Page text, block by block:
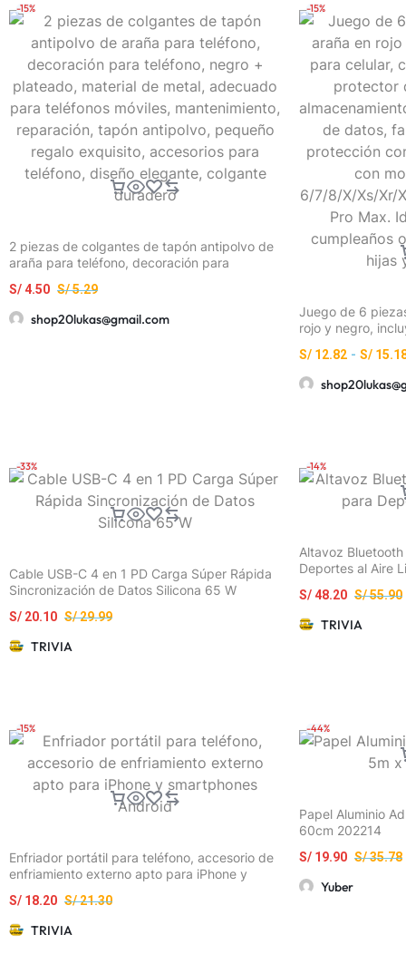
-15%
2 piezas de colgantes de tapón antipolvo de
araña para teléfono, decoración para
adecuado para teléfonos móviles,
mantenimiento, reparación, tapón antipolvo,
pequeño regalo exquisito, accesorios para
S/5.29
S/4.50
shop20lukas@gmail.com
-15%
Juego de 6
rojo y negro,
correa de
cable de datos,
protección
S/ 12.82 - S/
-33%
Cable USB-C 4 en 1 PD Carga Súper Rápida
Sincronización de Datos Silicona 65 W
S/29.99
S/ 20.10
TRIVIA
-14%
Altavoz
Deportes al Aire
S/55.90
S/48.20
TRIVIA
-15%
Enfriador portátil para teléfono, accesorio de
enfriamiento externo apto para iPhone y
S/21.30
S/ 18.20
TRIVIA
-44%
Papel Aluminio
60cm 202214
S/35.78
S/ 19.90
Yuber